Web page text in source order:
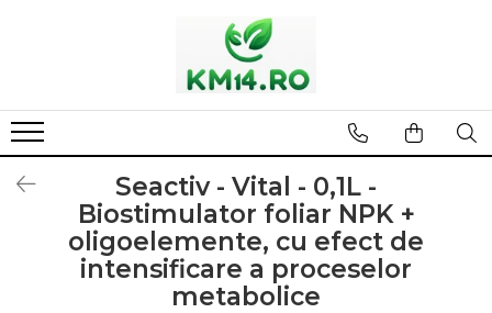
Seactiv - Vital - 0,1L -
Biostimulator foliar NPK +
oligoelemente, cu efect de
intensificare a proceselor
metabolice